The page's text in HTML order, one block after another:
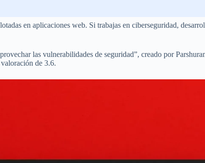
en aplicaciones web. Si trabajas en ciberseguridad,
las vulnerabilidades de seguridad”, creado por
de 3.6.